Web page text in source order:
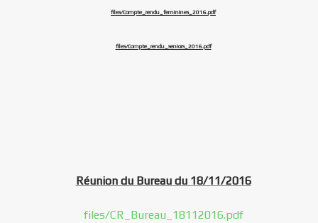
files/Compte_rendu_feminines_2016.pdf
files/Compte_rendu_seniors_2016.pdf
Réunion du Bureau du 18/11/2016
files/CR_Bureau_18112016.pdf